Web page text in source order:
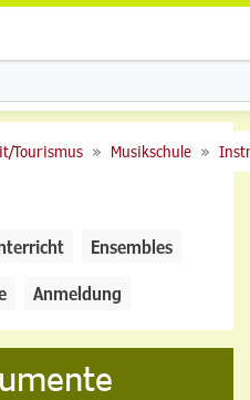
Tourismus Musikschule
Ensembles
Anmeldung